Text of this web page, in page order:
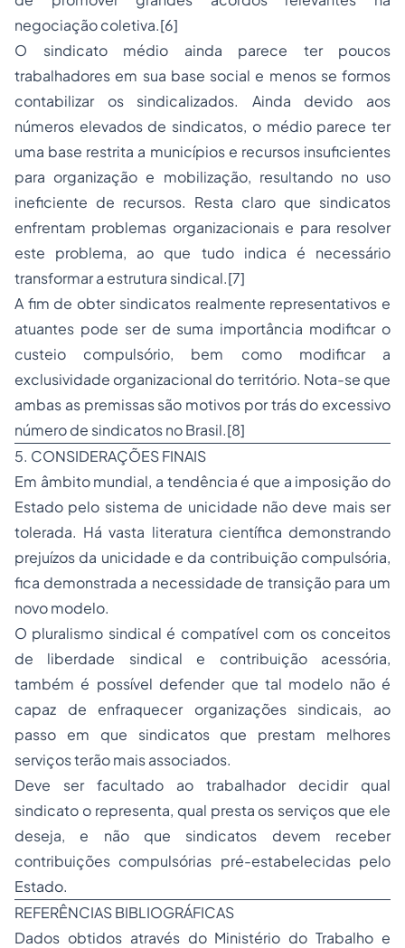
negociação coletiva.[6]
O sindicato médio ainda parece ter poucos
trabalhadores em sua base social e menos se formos
contabilizar os sindicalizados. Ainda devido aos
números elevados de sindicatos, o médio parece ter
uma base restrita a municípios e recursos insuficientes
para organização e mobilização, resultando no uso
ineficiente de recursos. Resta claro que sindicatos
enfrentam problemas organizacionais e para resolver
este problema, ao que tudo indica é necessário
transformar a estrutura sindical.[7]
A fim de obter sindicatos realmente representativos e
atuantes pode ser de suma importância modificar o
custeio compulsório, bem como modificar a
exclusividade organizacional do território. Nota-se que
ambas as premissas são motivos por trás do excessivo
número de sindicatos no Brasil.[8]
5. CONSIDERAÇÕES FINAIS
Em âmbito mundial, a tendência é que a imposição do
Estado pelo sistema de unicidade não deve mais ser
tolerada. Há vasta literatura científica demonstrando
prejuízos da unicidade e da contribuição compulsória,
fica demonstrada a necessidade de transição para um
novo modelo.
O pluralismo sindical é compatível com os conceitos
de liberdade sindical e contribuição acessória,
também é possível defender que tal modelo não é
capaz de enfraquecer organizações sindicais, ao
passo em que sindicatos que prestam melhores
serviços terão mais associados.
Deve ser facultado ao trabalhador decidir qual
sindicato o representa, qual presta os serviços que ele
deseja, e não que sindicatos devem receber
contribuições compulsórias pré-estabelecidas pelo
Estado.
REFERÊNCIAS BIBLIOGRÁFICAS
Dados obtidos através do Ministério do Trabalho e